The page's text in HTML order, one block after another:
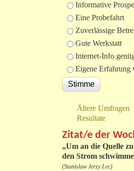
Informative
Eine Probefahrt
Zuverlässige
Gute Werkstatt
Internet-Info
Eigene Erfahrung
Ältere Umfragen
Resultate
Zitat/e der
„Um an die Quelle
den Strom
(Stanislaw Jerzy Lec)